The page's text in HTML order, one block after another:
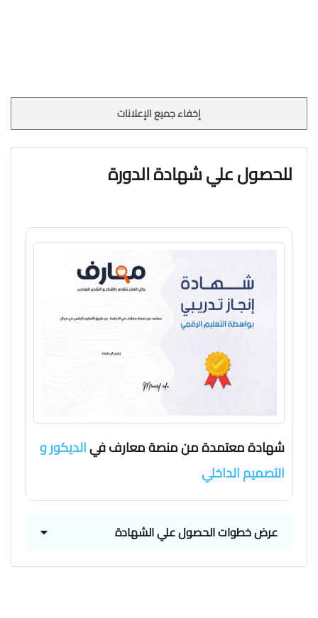
إخفاء جميع الإعلانات
للحصول علي شهادة الدورة
شهادة معتمدة من منصة معارف فيالديكور و
التصميم الداخلي
عرض خطوات الحصول علي الشهادة